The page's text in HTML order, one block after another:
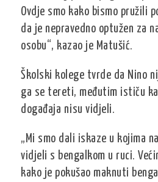
Ovdje smo kako bismo pružili
da je nepravedno optužen za
osobu“, kazao je Matušić.
Školski kolege tvrde da Nino
ga se tereti, međutim ističu
događaja nisu vidjeli.
„Mi smo dali iskaze u kojima
vidjeli s bengalkom u ruci.
kako je pokušao maknuti